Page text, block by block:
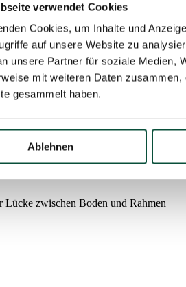
verwendet Cookies
Cookies, um Inhalte und
auf unsere Website zu
unsere Partner für soziale Medien,
mit weiteren Daten
gesammelt haben.
Ablehnen
an denen gleich lange Zweige
mit Metallrahmen geliefert und kann
AUF LAGER.
zwischen Boden und Rahmen